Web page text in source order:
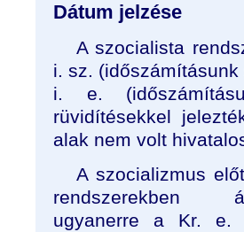
Dátum jelzése
A szocialista
i. sz. (időszámításunk
i. e.
rüvidítésekkel
alak nem volt
A szocializmus
rendszerekben
ugyanerre a Kr.